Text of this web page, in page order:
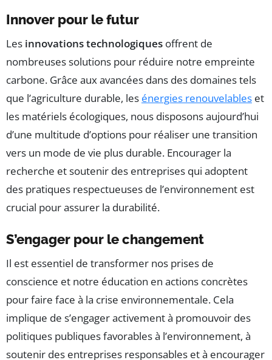
Innover pour le futur
Les innovations technologiques offrent de
nombreuses solutions pour réduire notre empreinte
carbone. Grâce aux avancées dans des domaines tels
que l’agriculture durable, les énergies renouvelables et
les matériels écologiques, nous disposons aujourd’hui
d’une multitude d’options pour réaliser une transition
vers un mode de vie plus durable. Encourager la
recherche et soutenir des entreprises qui adoptent
des pratiques respectueuses de l’environnement est
crucial pour assurer la durabilité.
S’engager pour le changement
Il est essentiel de transformer nos prises de
conscience et notre éducation en actions concrètes
pour faire face à la crise environnementale. Cela
implique de s’engager activement à promouvoir des
politiques publiques favorables à l’environnement, à
soutenir des entreprises responsables et à encourager